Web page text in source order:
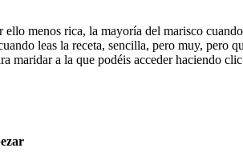
menos rica, la mayoría del marisco
leas la receta, sencilla, pero muy, pero
maridar a la que podéis acceder haciendo clic